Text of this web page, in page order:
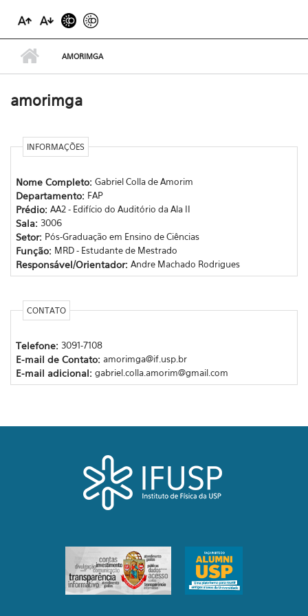
AMORIMGA
amorimga
INFORMAÇÕES
Nome Completo: Gabriel Colla de Amorim
Departamento: FAP
Prédio: AA2 - Edifício do Auditório da Ala II
Sala: 3006
Setor: Pós-Graduação em Ensino de Ciências
Função: MRD - Estudante de Mestrado
Responsável/Orientador: Andre Machado Rodrigues
CONTATO
Telefone: 3091-7108
E-mail de Contato: amorimga@if.usp.br
E-mail adicional: gabriel.colla.amorim@gmail.com